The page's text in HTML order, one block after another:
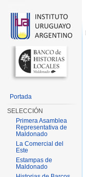
Portada
SELECCIÓN
Primera Asamblea
Representativa de
Maldonado
La Comercial del
Este
Estampas de
Maldonado